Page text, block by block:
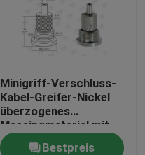
Minigriff-Verschluss-
Kabel-Greifer-Nickel
überzogenes
Messingmaterial mit
einer Basis
Bestpreis